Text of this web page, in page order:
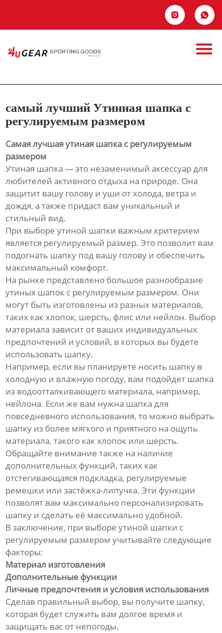
 
Контакты
самый лучший
регулируемым
размером
самый лучший Утинная шапка с
регулируемым размером
Самая лучшая утиная шапка с регулируемым
размером
Утиная шапка — это незаменимый аксессуар для
любителей активного отдыха на природе. Она
защитит вашу голову и уши от холода, ветра и
дождя, а также придаст вам уникальный и
стильный вид.
При выборе утиной шапки важным критерием
является регулируемый размер. Это позволит вам
подогнать шапку под вашу голову и обеспечить
максимальный комфорт.
На рынке представлено большое разнообразие
утиных шапок с регулируемым размером. Они
могут быть изготовлены из разных материалов,
таких как хлопок, шерсть, флис или нейлон. Выбор
материала зависит от ваших индивидуальных
предпочтений и условий, в которых вы будете
использовать шапку.
Например, если вы планируете носить шапку в
холодную и влажную погоду, вам подойдет шапка
из водоотталкивающего материала, например,
нейлона. Если же вам нужна шапка для
повседневного использования, то можно выбрать
шапку из более мягкого и приятного на ощупь
материала, такого как хлопок или шерсть.
Обращайте внимание также на наличие
дополнительных функций, таких как
отстегивающаяся подкладка, регулируемые
ремешки или застёжка-липучка. Эти функции
позволят вам максимально персонализировать
шапку и сделать её максимально удобной.
В заключение, при выборе утиной шапки с
регулируемым размером учитывайте следующие
факторы:
Материал изготовления
Дополнительные функции
Личные предпочтения и условия использования
Сделав правильный выбор, вы получите шапку,
которая будет служить вам долгое время и
защищать вас от непогоды.